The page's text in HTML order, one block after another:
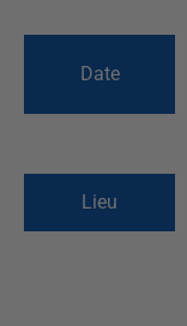
Date
Lieu